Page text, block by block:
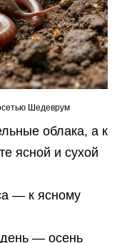
Шедеврум
облака, а к
ясной и сухой
— к ясному
день — осень